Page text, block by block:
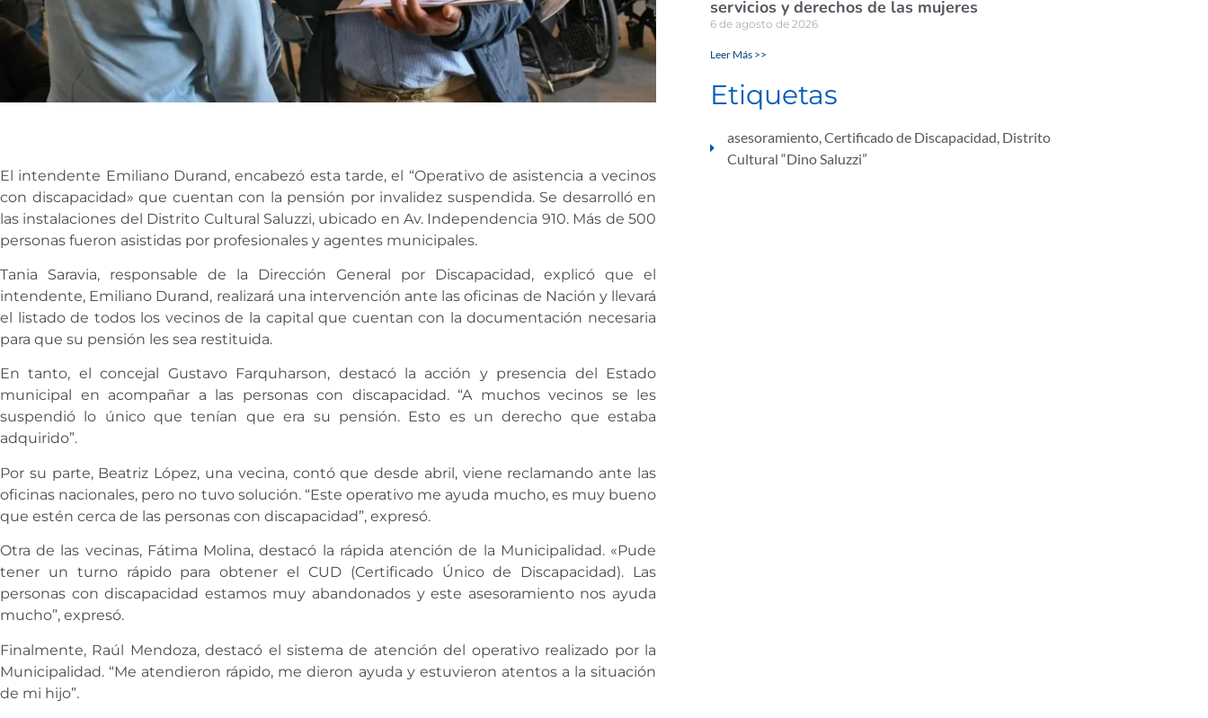
El intendente Emiliano Durand, encabezó esta tarde, el “Operativo de asistencia a vecinos
con discapacidad» que cuentan con la pensión por invalidez suspendida. Se desarrolló en
las instalaciones del Distrito Cultural Saluzzi, ubicado en Av. Independencia 910. Más de 500
personas fueron asistidas por profesionales y agentes municipales.
Tania Saravia, responsable de la Dirección General por Discapacidad, explicó que el
intendente, Emiliano Durand, realizará una intervención ante las oficinas de Nación y llevará
el listado de todos los vecinos de la capital que cuentan con la documentación necesaria
para que su pensión les sea restituida.
En tanto, el concejal Gustavo Farquharson, destacó la acción y presencia del Estado
municipal en acompañar a las personas con discapacidad. “A muchos vecinos se les
suspendió lo único que tenían que era su pensión. Esto es un derecho que estaba
adquirido”.
Por su parte, Beatriz López, una vecina, contó que desde abril, viene reclamando ante las
oficinas nacionales, pero no tuvo solución. “Este operativo me ayuda mucho, es muy bueno
que estén cerca de las personas con discapacidad”, expresó.
Otra de las vecinas, Fátima Molina, destacó la rápida atención de la Municipalidad. «Pude
tener un turno rápido para obtener el CUD (Certificado Único de Discapacidad). Las
personas con discapacidad estamos muy abandonados y este asesoramiento nos ayuda
mucho”, expresó.
Finalmente, Raúl Mendoza, destacó el sistema de atención del operativo realizado por la
Municipalidad. “Me atendieron rápido, me dieron ayuda y estuvieron atentos a la situación
de mi hijo”.
servicios y derechos de las mujeres
6 de agosto de 2026
Leer Más >>
Etiquetas
asesoramiento,Certificado de Discapacidad, Distrito
Cultural “Dino Saluzzi”